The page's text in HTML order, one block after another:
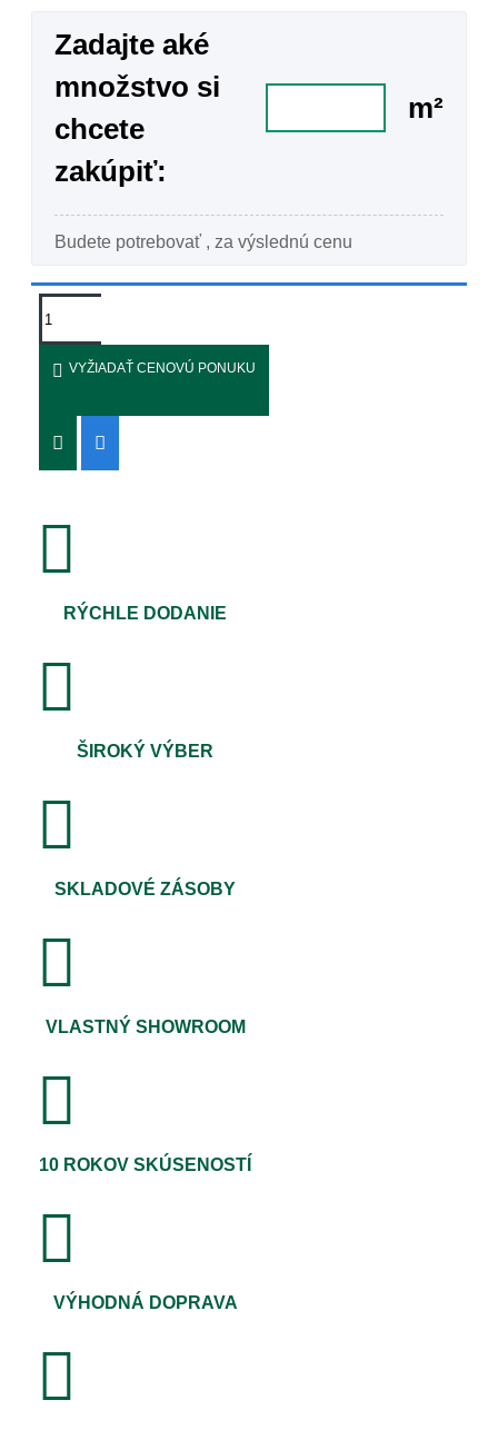
Zadajte aké
množstvo si
chcete
zakúpiť:
m²
Budete potrebovať , za výslednú cenu
VYŽIADAŤ CENOVÚ PONUKU
RÝCHLE DODANIE
ŠIROKÝ VÝBER
SKLADOVÉ ZÁSOBY
VLASTNÝ SHOWROOM
10 ROKOV SKÚSENOSTÍ
VÝHODNÁ DOPRAVA